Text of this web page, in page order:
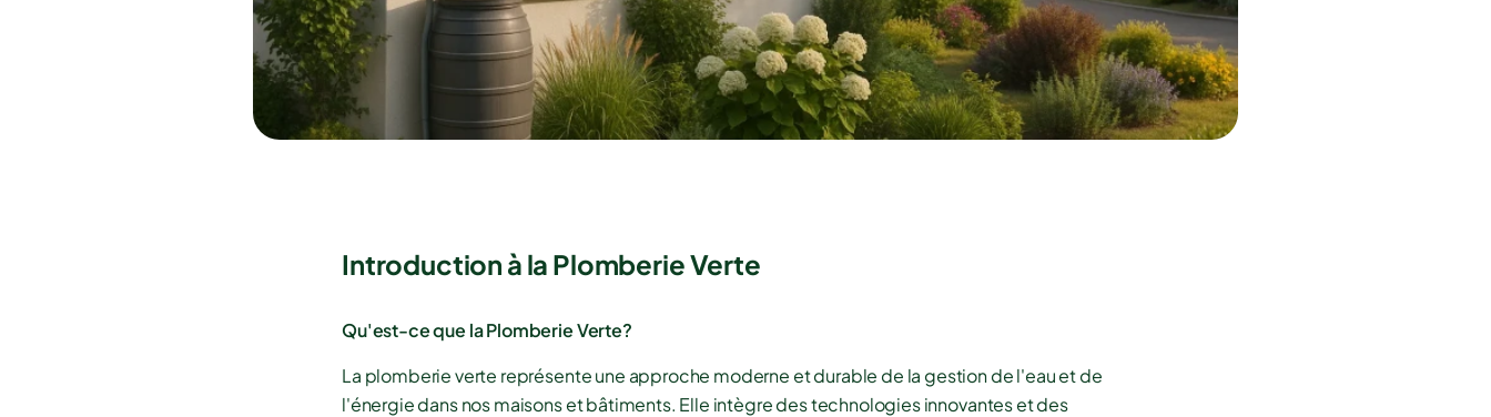
Introduction à la Plomberie Verte
Qu'est-ce que la Plomberie Verte?
La plomberie verte représente une approche moderne et durable de la gestion de l'eau et de
l'énergie dans nos maisons et bâtiments. Elle intègre des technologies innovantes et des